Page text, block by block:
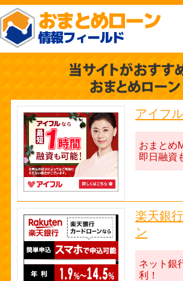
アイフル
おまとめ
即日融資
楽天銀
ン
ネット銀
利！